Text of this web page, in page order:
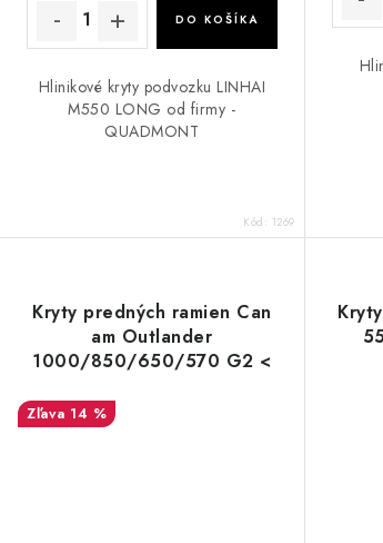
DO KOŠÍKA
Hlinikové kryty podvozku LINHAI
M550 LONG od firmy -
QUADMONT
Kód: 1269
Kryty predných ramien Can
am Outlander
1000/850/650/570 G2 <
14 %